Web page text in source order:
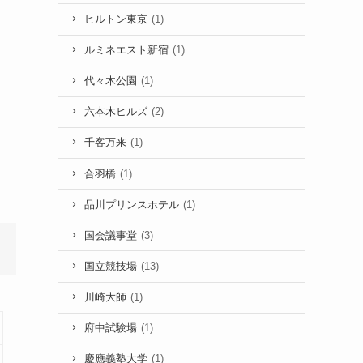
ヒルトン東京 (1)
ルミネエスト新宿 (1)
代々木公園 (1)
六本木ヒルズ (2)
千客万来 (1)
合羽橋 (1)
品川プリンスホテル (1)
国会議事堂 (3)
国立競技場 (13)
川崎大師 (1)
府中試験場 (1)
慶應義塾大学 (1)